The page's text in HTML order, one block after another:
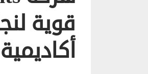
أكاديمية Helsjon السويدية